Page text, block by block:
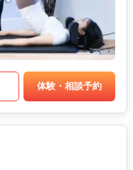
体験・相談予約